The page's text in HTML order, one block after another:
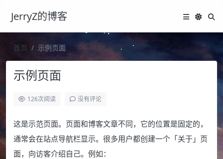
JerryZ的博客
首页 示例页面
示例页面
126次阅读 没有评论
这是示范页面。页面和博客文章不同，它的位置是固定的，
通常会在站点导航栏显示。很多用户都创建一个「关于」页
面，向访客介绍自己。例如：